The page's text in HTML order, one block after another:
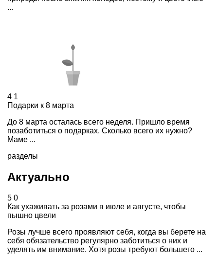
...
4 1
Подарки к 8 марта
До 8 марта осталась всего неделя. Пришло время
позаботиться о подарках. Сколько всего их нужно?
Маме ...
разделы
Актуально
5 0
Как ухаживать за розами в июле и августе, чтобы
пышно цвели
Розы лучше всего проявляют себя, когда вы берете на
себя обязательство регулярно заботиться о них и
уделять им внимание. Хотя розы требуют большего ...